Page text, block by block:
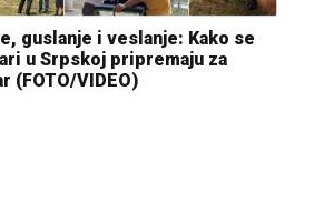
guslanje i veslanje: Kako se
u Srpskoj pripremaju za
(FOTO/VIDEO)